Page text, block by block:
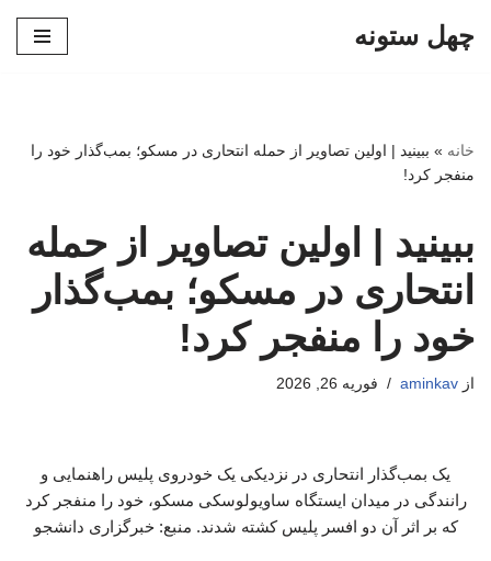
چهل ستونه
خانه » ببینید | اولین تصاویر از حمله انتحاری در مسکو؛ بمب‌گذار خود را
منفجر کرد!
ببینید | اولین تصاویر از حمله
انتحاری در مسکو؛ بمب‌گذار
خود را منفجر کرد!
از aminkav فوریه 26, 2026
یک بمب‌گذار انتحاری در نزدیکی یک خودروی پلیس راهنمایی و
رانندگی در میدان ایستگاه ساویولوسکی مسکو، خود را منفجر کرد
که بر اثر آن دو افسر پلیس کشته شدند. منبع: خبرگزاری دانشجو